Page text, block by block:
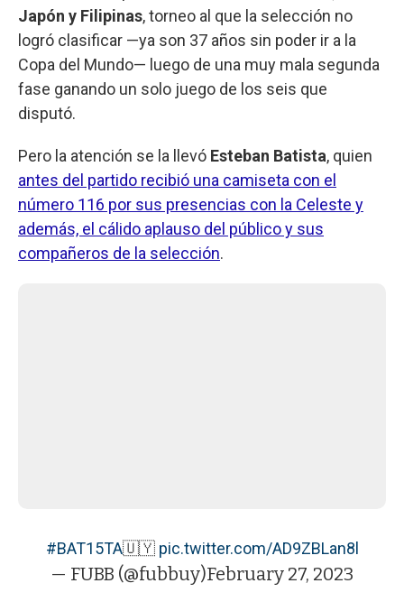
Japón y Filipinas, torneo al que la selección no
logró clasificar —ya son 37 años sin poder ir a la
Copa del Mundo— luego de una muy mala segunda
fase ganando un solo juego de los seis que
disputó.
Pero la atención se la llevó Esteban Batista, quien
antes del partido recibió una camiseta con el
número 116 por sus presencias con la Celeste y
además, el cálido aplauso del público y sus
compañeros de la selección.
#BAT15TA🇺🇾 pic.twitter.com/AD9ZBLan8l
— FUBB (@fubbuy)February 27, 2023